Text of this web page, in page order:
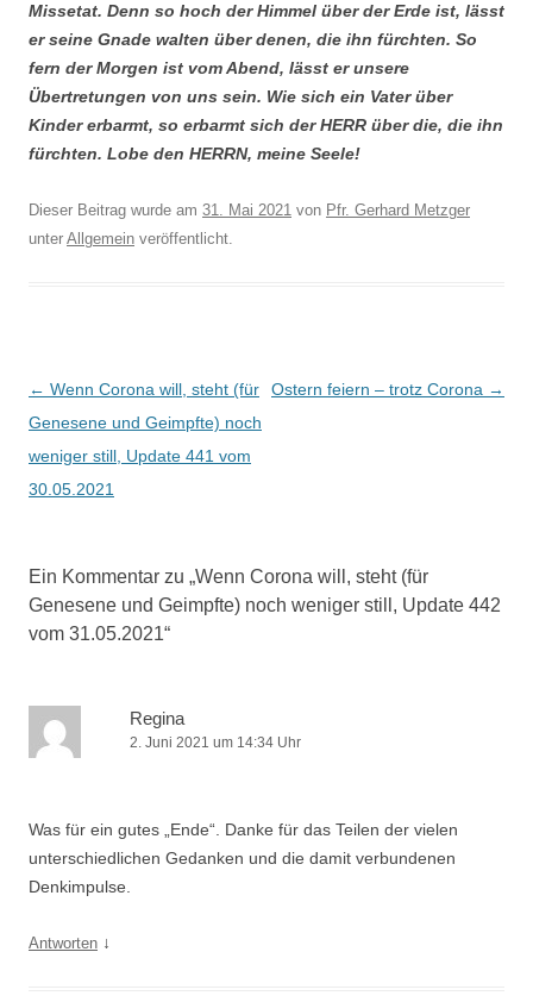
Missetat. Denn so hoch der Himmel über der Erde ist, lässt
er seine Gnade walten über denen, die ihn fürchten. So
fern der Morgen ist vom Abend, lässt er unsere
Übertretungen von uns sein. Wie sich ein Vater über
Kinder erbarmt, so erbarmt sich der HERR über die, die ihn
fürchten. Lobe den HERRN, meine Seele!
Dieser Beitrag wurde am 31. Mai 2021 von Pfr. Gerhard Metzger
unter Allgemein veröffentlicht.
Beitragsnavigation
← Wenn Corona will, steht (für
Genesene und Geimpfte) noch
weniger still, Update 441 vom
30.05.2021
Ostern feiern – trotz Corona →
Ein Kommentar zu „Wenn Corona will, steht (für
Genesene und Geimpfte) noch weniger still, Update 442
vom 31.05.2021“
Regina
2. Juni 2021 um 14:34 Uhr
Was für ein gutes „Ende“. Danke für das Teilen der vielen
unterschiedlichen Gedanken und die damit verbundenen
Denkimpulse.
Antworten ↓